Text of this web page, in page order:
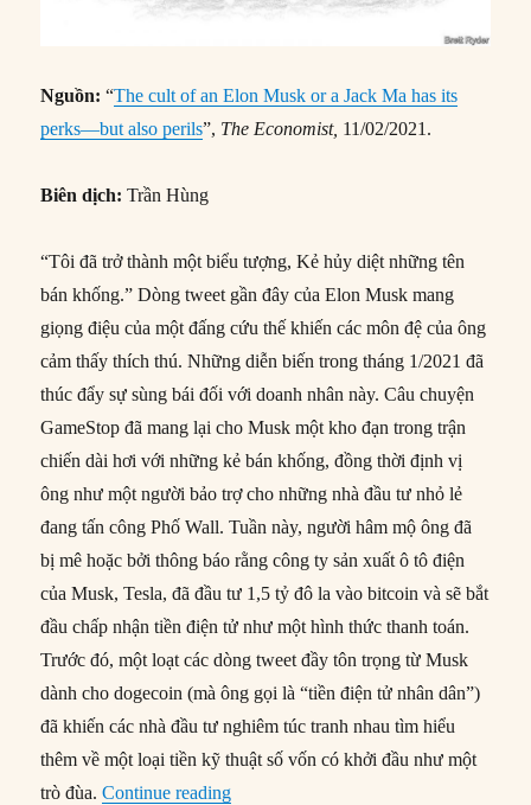
Nguồn: “The cult of an Elon Musk or a Jack Ma has its
perks—but also perils”, The Economist, 11/02/2021.
Biên dịch:Trần Hùng
“Tôi đã trở thành một biểu tượng, Kẻ hủy diệt những tên
bán khống.” Dòng tweet gần đây của Elon Musk mang
giọng điệu của một đấng cứu thế khiến các môn đệ của ông
cảm thấy thích thú. Những diễn biến trong tháng 1/2021 đã
thúc đẩy sự sùng bái đối với doanh nhân này. Câu chuyện
GameStop đã mang lại cho Musk một kho đạn trong trận
chiến dài hơi với những kẻ bán khống, đồng thời định vị
ông như một người bảo trợ cho những nhà đầu tư nhỏ lẻ
đang tấn công Phố Wall. Tuần này, người hâm mộ ông đã
bị mê hoặc bởi thông báo rằng công ty sản xuất ô tô điện
của Musk, Tesla, đã đầu tư 1,5 tỷ đô la vào bitcoin và sẽ bắt
đầu chấp nhận tiền điện tử như một hình thức thanh toán.
Trước đó, một loạt các dòng tweet đầy tôn trọng từ Musk
dành cho dogecoin (mà ông gọi là “tiền điện tử nhân dân”)
đã khiến các nhà đầu tư nghiêm túc tranh nhau tìm hiểu
thêm về một loại tiền kỹ thuật số vốn có khởi đầu như một
trò đùa.Continue reading“Nạn sùng bái CEO: Trường hợp Elon